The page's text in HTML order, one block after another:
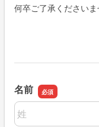
何卒ご了承くださいま
名前
名前の姓